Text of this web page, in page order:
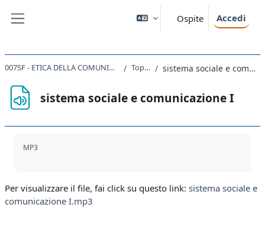
Ospite Accedi
007SF - ETICA DELLA COMUNICAZIONE 2019 Topic 16 sistema sociale e comunicazione I
sistema sociale e comunicazione I
MP3
Per visualizzare il file, fai click su questo link: sistema sociale e
comunicazione I.mp3